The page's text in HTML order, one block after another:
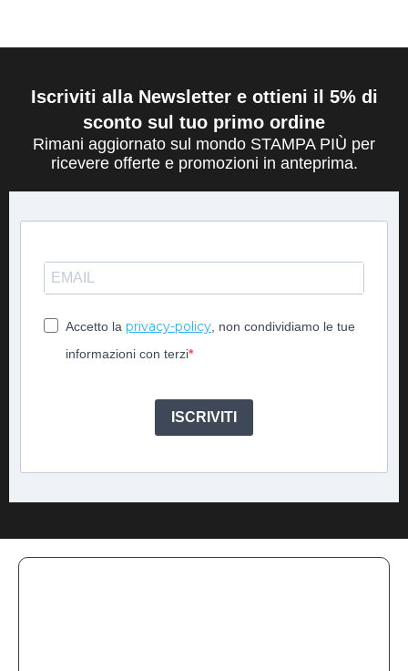
Iscriviti alla Newsletter e ottieni il 5% di
sconto sul tuo primo ordine
Rimani aggiornato sul mondo STAMPA PIÙ per
ricevere offerte e promozioni in anteprima.
Accetto la privacy-policy , non condividiamo le tue
informazioni con terzi
ISCRIVITI